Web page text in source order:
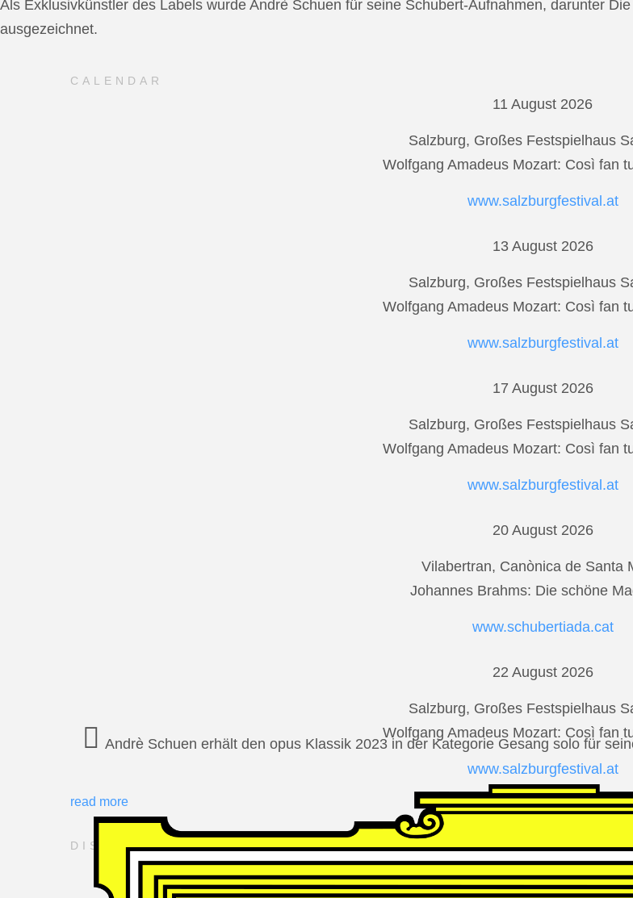
Als Exklusivkünstler des Labels wurde Andrè Schuen für seine Schubert-Aufnahmen, darunter
ausgezeichnet.
CALENDAR
11 August 2026
Salzburg, Großes Festspielhaus
Wolfgang Amadeus Mozart: Così fan
www.salzburgfestival.at
13 August 2026
Salzburg, Großes Festspielhaus
Wolfgang Amadeus Mozart: Così fan
www.salzburgfestival.at
17 August 2026
Salzburg, Großes Festspielhaus
Wolfgang Amadeus Mozart: Così fan
www.salzburgfestival.at
20 August 2026
Vilabertran, Canònica de Santa
Johannes Brahms: Die schöne
www.schubertiada.cat
22 August 2026
Salzburg, Großes Festspielhaus
Wolfgang Amadeus Mozart: Così fan
www.salzburgfestival.at
read more
DISCOGRAPHY
Andrè Schuen at Deutsche
Andrè Schuen erhält den opus Klassik 2023 in der Kategorie Gesang solo für